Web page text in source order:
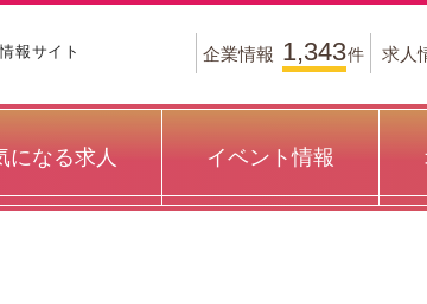
報サイト
になる求人 イベント情報
企業情報 1,343件 求人